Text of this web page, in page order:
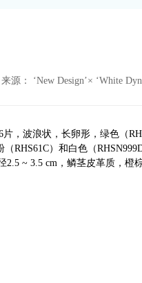
来源： ‘New Design’× ‘White
片， 波浪状，长卵形，绿色 （
（RHS61C）和白色（
2.5 ~ 3.5 cm ，鳞茎皮革质，橙